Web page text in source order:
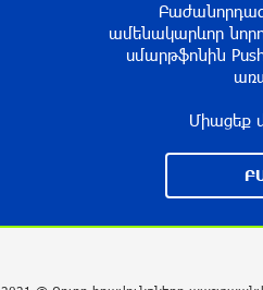
ամենակարևոր
սմարթֆոնին
Միացեք